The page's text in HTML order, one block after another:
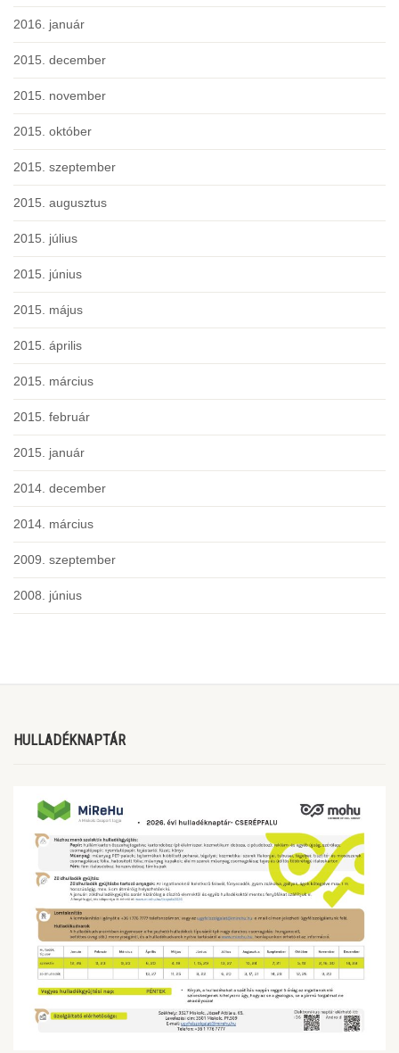
2016. január
2015. december
2015. november
2015. október
2015. szeptember
2015. augusztus
2015. július
2015. június
2015. május
2015. április
2015. március
2015. február
2015. január
2014. december
2014. március
2009. szeptember
2008. június
HULLADÉKNAPTÁR